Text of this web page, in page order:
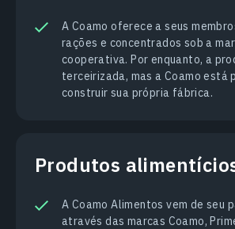
A Coamo oferece a seus
rações e concentrados sob a
cooperativa. Por enquanto, a
terceirizada, mas a Coamo está
construir sua própria fábrica.
Produtos
A Coamo Alimentos vem de seu
através das marcas Coamo,